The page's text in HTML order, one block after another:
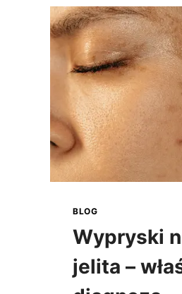
BLOG
Wypryski
jelita –